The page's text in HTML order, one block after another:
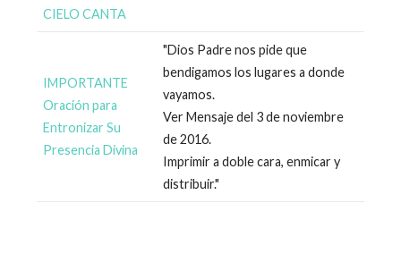
CIELO CANTA
IMPORTANTE
Oración para
Entronizar Su
Presencia Divina
"Dios Padre nos pide que
bendigamos los lugares a donde
vayamos.
Ver Mensaje del 3 de noviembre
de 2016.
Imprimir a doble cara, enmicar y
distribuir."